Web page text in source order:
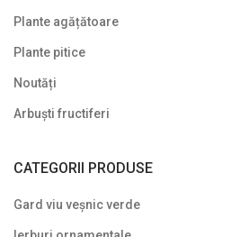
Plante agățătoare
Plante pitice
Noutăți
Arbuști fructiferi
CATEGORII PRODUSE
Gard viu veșnic verde